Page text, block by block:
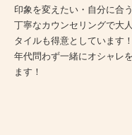
印象を変えたい・自分に合
丁寧なカウンセリングで大
タイルも得意としています！
年代問わず一緒にオシャレ
ます！